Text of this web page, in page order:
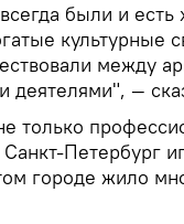
были и
культурные
между
деятелями", —
только
Петербург
городе жило